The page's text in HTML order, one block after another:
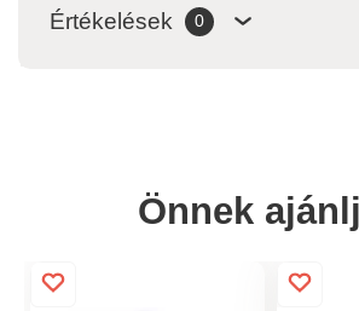
Értékelések 0
Önnek